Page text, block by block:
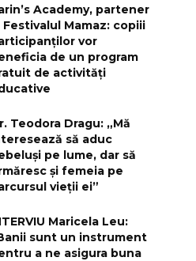
Academy, partener
Festivalul Mamaz: copiii
vor
de un program
de activități
Teodora Dragu: „Mă
să aduc
pe lume, dar să
și femeia pe
vieții ei”
Maricela Leu:
sunt un instrument
a ne asigura buna